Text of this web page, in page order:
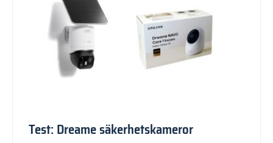
Test: Dreame säkerhetskameror